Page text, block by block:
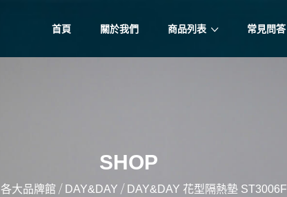
首頁 關於我們 商品列表 常見問答
SHOP
各大品牌館 / DAY&DAY / DAY&DAY 花型隔熱墊 ST3006F